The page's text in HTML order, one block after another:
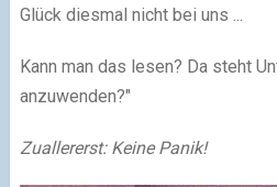
Glück diesmal nicht bei uns ...
Kann man das lesen? Da steht
anzuwenden?"
Zuallererst: Keine Panik!